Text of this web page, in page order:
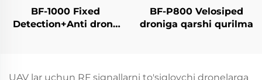
BF-1000 Fixed
Detection+Anti drone
BF-P800 Velosiped
droniga qarshi qurilma
UAV lar uchun RF signallarni to'siqlovchi dronelarga